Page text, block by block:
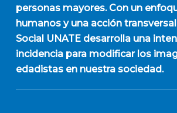
personas mayores. Con un
humanos y una acción
Social UNATE desarrolla una
incidencia para modificar los
edadistas en nuestra sociedad.